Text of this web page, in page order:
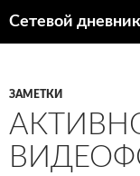
Сетевой дневник
ЗАМЕТКИ